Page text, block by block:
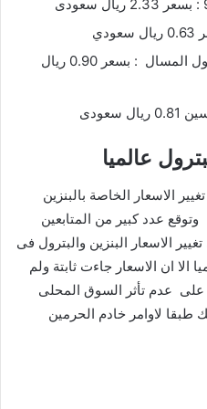
ايضا تم تحديد سعر غاز البترول المسال : بسعر 0.90 ريال
عالميا
الاسعار الخاصة بالبنزين
وتوقع عدد كبير من المتابعين
الاسعار البنزين والبترول فى
الا ان الاسعار جاءت ثابتة ولم
على عدم تأثر السوق المحلى
طبقا لاوامر خادم الحرمين